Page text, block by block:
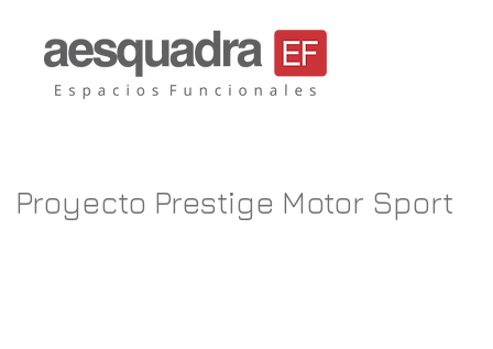
Aesquadra,
sillas de oficina
Proyecto Prestige Motor Sport